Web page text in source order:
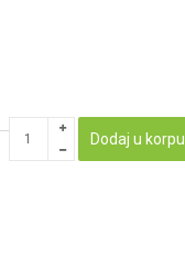
Dodaj u korpu